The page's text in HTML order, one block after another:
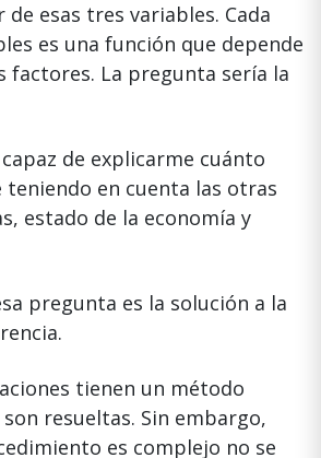
esas tres variables. Cada
es una función que depende
factores. La pregunta sería la
de explicarme cuánto
en cuenta las otras
estado de la economía y
pregunta es la solución a la
tienen un método
resueltas. Sin embargo,
es complejo no se